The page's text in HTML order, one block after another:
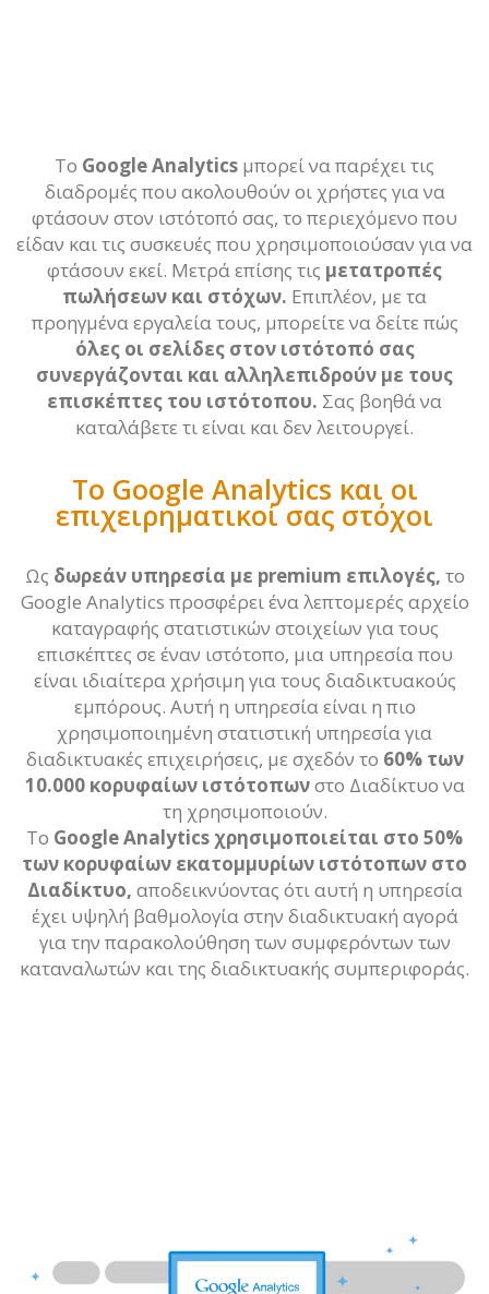
Το Google Analytics μπορεί να παρέχει τις
διαδρομές που ακολουθούν οι χρήστες για να
φτάσουν στον ιστότοπό σας, το περιεχόμενο που
είδαν και τις συσκευές που χρησιμοποιούσαν για να
φτάσουν εκεί. Μετρά επίσης τις μετατροπές
πωλήσεων και στόχων. Επιπλέον, με τα
προηγμένα εργαλεία τους, μπορείτε να δείτε πώς
όλες οι σελίδες στον ιστότοπό σας
συνεργάζονται και αλληλεπιδρούν με τους
επισκέπτες του ιστότοπου. Σας βοηθά να
καταλάβετε τι είναι και δεν λειτουργεί.
Το Google Analytics και οι
επιχειρηματικοί σας στόχοι
Ως δωρεάν υπηρεσία με premium επιλογές, το
Google Analytics προσφέρει ένα λεπτομερές αρχείο
καταγραφής στατιστικών στοιχείων για τους
επισκέπτες σε έναν ιστότοπο, μια υπηρεσία που
είναι ιδιαίτερα χρήσιμη για τους διαδικτυακούς
εμπόρους. Αυτή η υπηρεσία είναι η πιο
χρησιμοποιημένη στατιστική υπηρεσία για
διαδικτυακές επιχειρήσεις, με σχεδόν το 60% των
10.000 κορυφαίων ιστότοπωνστο Διαδίκτυο να
τη χρησιμοποιούν.
Το Google Analytics χρησιμοποιείται στο 50%
των κορυφαίων εκατομμυρίων ιστότοπων στο
Διαδίκτυο, αποδεικνύοντας ότι αυτή η υπηρεσία
έχει υψηλή βαθμολογία στην διαδικτυακή αγορά
για την παρακολούθηση των συμφερόντων των
καταναλωτών και της διαδικτυακής συμπεριφοράς.